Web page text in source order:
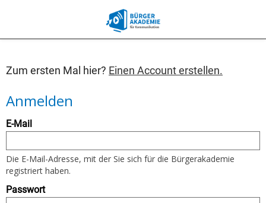
Zum ersten Mal hier? Einen Account erstellen.
Anmelden
Um
sich
nutzen
Sie
bitte
Ihre
E-
Mail
E-Mail
Die E-Mail-Adresse, mit der Sie sich für die Bürgerakademie
registriert haben.
Passwort